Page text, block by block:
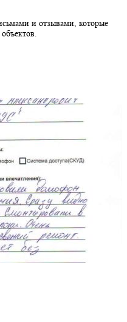
и отзывами, которые